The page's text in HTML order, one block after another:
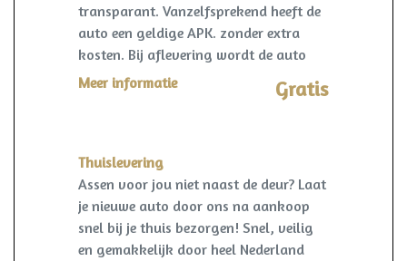
transparant. Vanzelfsprekend heeft de
auto een geldige APK. zonder extra
kosten. Bij aflevering wordt de auto
kosteloos op naam gezet en een
vrijwaring van de eventuele inruilauto
Meer informatie Gratis
Thuislevering
Assen voor jou niet naast de deur? Laat
je nieuwe auto door ons na aankoop
snel bij je thuis bezorgen! Snel, veilig
en gemakkelijk door heel Nederland